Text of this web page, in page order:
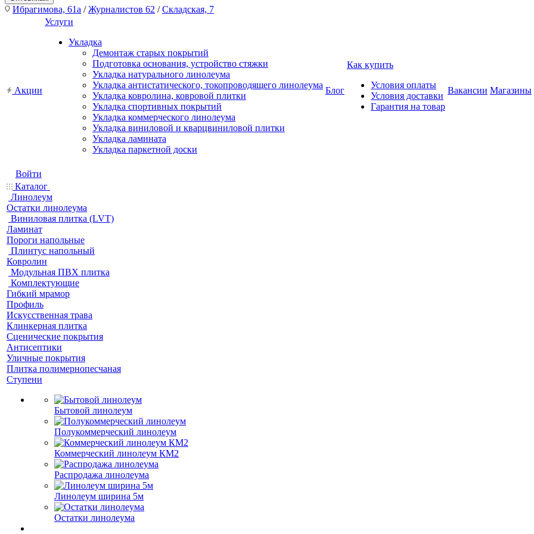
Ибрагимова, 61а /Журналистов 62 /Складская, 7
Акции
Услуги
Укладка
Демонтаж старых покрытий
Подготовка основания, устройство стяжки
Укладка натурального линолеума
Укладка антистатического, токопроводящего линолеума
Укладка ковролина, ковровой плитки
Укладка спортивных покрытий
Укладка коммерческого линолеума
Укладка виниловой и кварцвиниловой плитки
Укладка ламината
Укладка паркетной доски
Блог
Как купить
Условия оплаты
Условия доставки
Гарантия на товар
Вакансии Магазины
Войти
Каталог
Линолеум
Остатки линолеума
Виниловая плитка (LVT)
Ламинат
Пороги напольные
Плинтус напольный
Ковролин
Модульная ПВХ плитка
Комплектующие
Гибкий мрамор
Профиль
Искусственная трава
Клинкерная плитка
Сценические покрытия
Антисептики
Уличные покрытия
Плитка полимернопесчаная
Ступени
Бытовой линолеум
Полукоммерческий линолеум
Коммерческий линолеум КМ2
Распродажа линолеума
Линолеум ширина 5м
Остатки линолеума